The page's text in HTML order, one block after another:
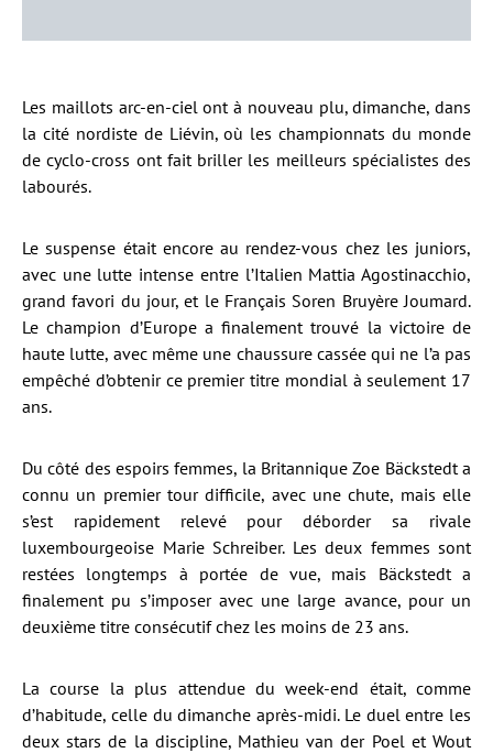
Les maillots arc-en-ciel ont à nouveau plu, dimanche, dans
la cité nordiste de Liévin, où les championnats du monde
de cyclo-cross ont fait briller les meilleurs spécialistes des
labourés.
Le suspense était encore au rendez-vous chez les juniors,
avec une lutte intense entre l’Italien Mattia Agostinacchio,
grand favori du jour, et le Français Soren Bruyère Joumard.
Le champion d’Europe a finalement trouvé la victoire de
haute lutte, avec même une chaussure cassée qui ne l’a pas
empêché d’obtenir ce premier titre mondial à seulement 17
ans.
Du côté des espoirs femmes, la Britannique Zoe Bäckstedt a
connu un premier tour difficile, avec une chute, mais elle
s’est rapidement relevé pour déborder sa rivale
luxembourgeoise Marie Schreiber. Les deux femmes sont
restées longtemps à portée de vue, mais Bäckstedt a
finalement pu s’imposer avec une large avance, pour un
deuxième titre consécutif chez les moins de 23 ans.
La course la plus attendue du week-end était, comme
d’habitude, celle du dimanche après-midi. Le duel entre les
deux stars de la discipline, Mathieu van der Poel et Wout